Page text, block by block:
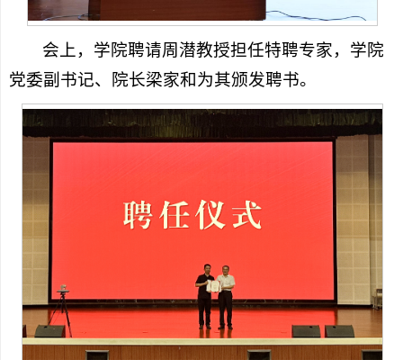
会上，学院聘请周潜教授担任特聘专家，学院
党委副书记、院长梁家和为其颁发聘书。